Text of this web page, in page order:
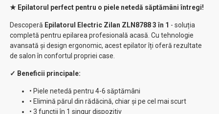
★ Epilatorul perfect pentru o piele netedă săptămâni întregi!
Descoperă Epilatorul Electric Zilan ZLN8788 3 în 1 - soluția
completă pentru epilarea profesională acasă. Cu tehnologie
avansată și design ergonomic, acest epilator îți oferă rezultate
de salon în confortul propriei case.
✓ Beneficii principale:
• Piele netedă pentru 4-6 săptămâni
• Elimină părul din rădăcină, chiar și pe cel mai scurt
• 3 funcții în 1 singur dispozitiv